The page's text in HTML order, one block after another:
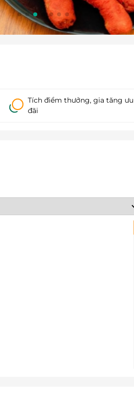
Tích điểm thưởng, gia tăng ưu
đãi